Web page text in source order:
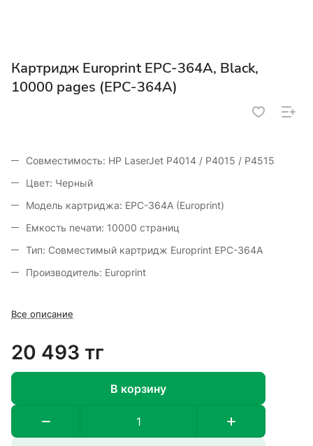
Картридж Europrint EPC-364A, Black,
10000 pages (EPC-364A)
Совместимость: HP LaserJet P4014 / P4015 / P4515
Цвет: Черный
Модель картриджа: EPC-364A (Europrint)
Емкость печати: 10000 страниц
Тип: Совместимый картридж Europrint EPC-364A
Производитель: Europrint
Все описание
20 493 тг
В корзину